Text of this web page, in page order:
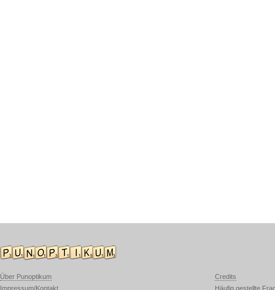
Über Punoptikum
Impressum/Kontakt
Credits
Häufig gestellte